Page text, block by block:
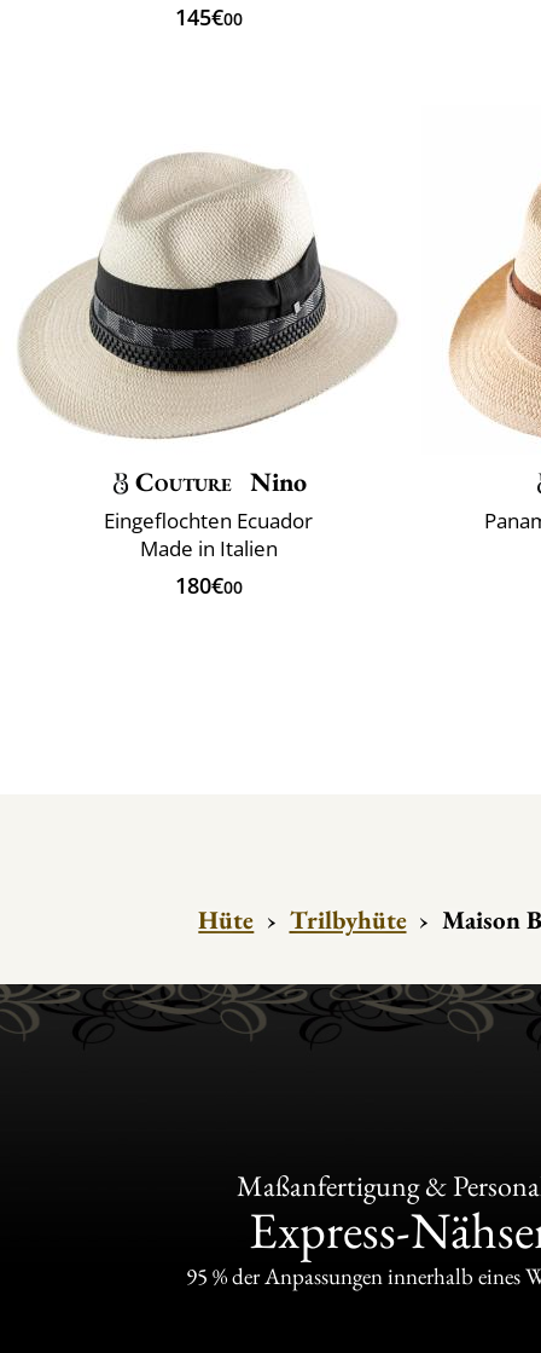
145€00
Couture Nino
Eingeflochten Ecuador
Made in Italien
180€00
Hüte › Trilbyhüte › Maison
Maßanfertigung &
Express-
95 % der Anpassungen innerhalb eines